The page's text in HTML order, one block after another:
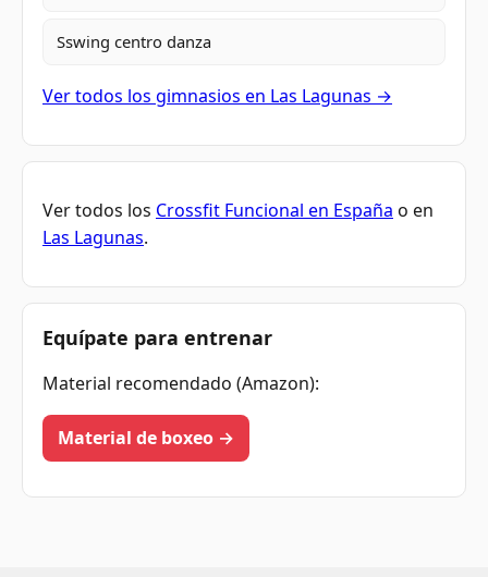
Sswing centro danza
Ver todos los gimnasios en Las Lagunas →
Ver todos los Crossfit Funcional en España o en
Las Lagunas.
Equípate para entrenar
Material recomendado (Amazon):
Material de boxeo →